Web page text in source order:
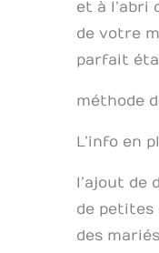
et à l’abri
de votre
parfait
méthode
L’info en
l’ajout de
de
des